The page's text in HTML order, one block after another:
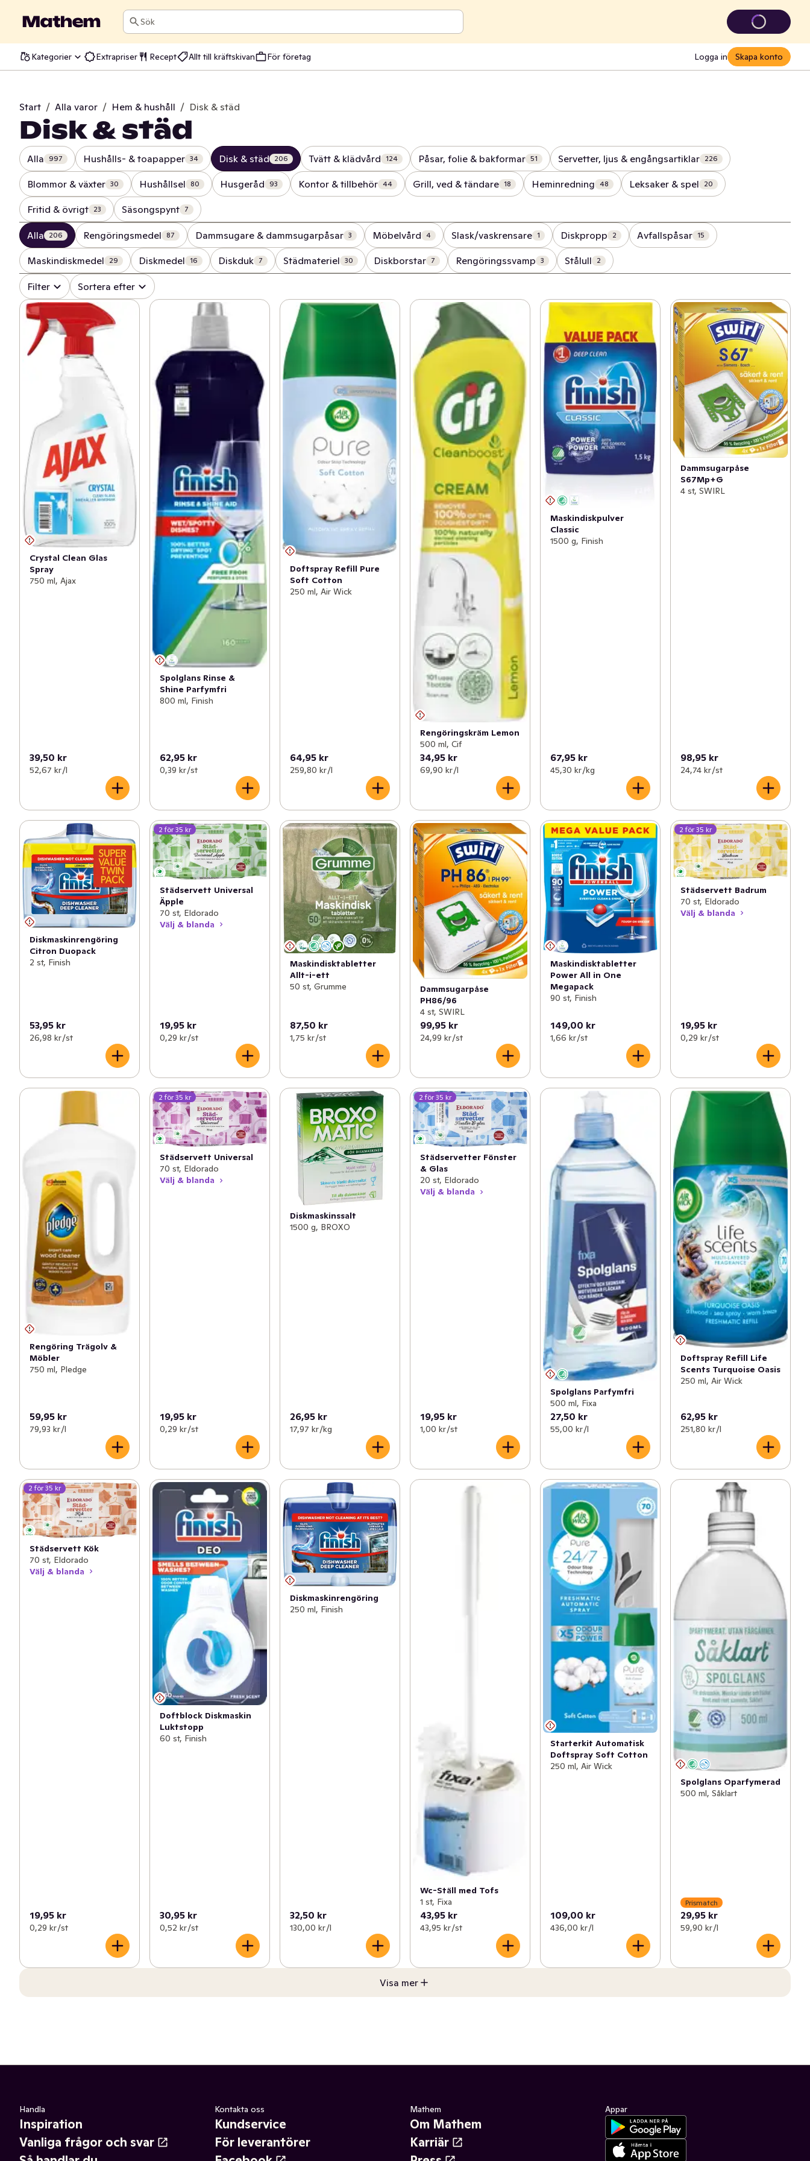
Sök
Kategorier Extrapriser Recept Allt till kräftskivan För företag Logga in Skapa konto
Start / Alla varor / Hem & hushåll / Disk & städ
Disk & städ
Alla 997 Hushålls- & toapapper 34 Disk & städ 206 Tvätt & klädvård 124 Påsar, folie & bakformar 51 Servetter, ljus & engångsartiklar 226
Blommor & växter 30 Hushållsel 80 Husgeråd 93 Kontor & tillbehör 44 Grill, ved & tändare 18 Heminredning 48 Leksaker & spel 20
Fritid & övrigt 23 Säsongspynt 7
Alla 206 Rengöringsmedel 87 Dammsugare & dammsugarpåsar 3 Möbelvård 4 Slask/vaskrensare 1 Diskpropp 2 Avfallspåsar 15
Maskindiskmedel 29 Diskmedel 16 Diskduk 7 Städmateriel 30 Diskborstar 7 Rengöringssvamp 3 Stålull 2
Filter Sortera efter
Crystal Clean Glas
Spray
750 ml, Ajax
39,50 kr
52,67 kr /l
Spolglans Rinse &
Shine Parfymfri
800 ml, Finish
62,95 kr
0,39 kr /st
Doftspray Refill Pure
Soft Cotton
250 ml, Air Wick
64,95 kr
259,80 kr /l
Rengöringskräm Lemon
500 ml, Cif
34,95 kr
69,90 kr /l
Maskindiskpulver
Classic
1500 g, Finish
67,95 kr
45,30 kr /kg
Dammsugarpåse
S67Mp+G
4 st, SWIRL
98,95 kr
24,74 kr /st
Diskmaskinrengöring
Citron Duopack
2 st, Finish
53,95 kr
26,98 kr /st
2 för 35 kr
Städservett Universal
Äpple
70 st, Eldorado
Välj & blanda
19,95 kr
0,29 kr /st
Maskindisktabletter
Allt-i-ett
50 st, Grumme
87,50 kr
1,75 kr /st
Dammsugarpåse
PH86/96
4 st, SWIRL
99,95 kr
24,99 kr /st
Maskindisktabletter
Power All in One
Megapack
90 st, Finish
149,00 kr
1,66 kr /st
2 för 35 kr
Städservett Badrum
70 st, Eldorado
Välj & blanda
19,95 kr
0,29 kr /st
Rengöring Trägolv &
Möbler
750 ml, Pledge
59,95 kr
79,93 kr /l
2 för 35 kr
Städservett Universal
70 st, Eldorado
Välj & blanda
19,95 kr
0,29 kr /st
Diskmaskinssalt
1500 g, BROXO
26,95 kr
17,97 kr /kg
2 för 35 kr
Städservetter Fönster
& Glas
20 st, Eldorado
Välj & blanda
19,95 kr
1,00 kr /st
Spolglans Parfymfri
500 ml, Fixa
27,50 kr
55,00 kr /l
Doftspray Refill Life
Scents Turquoise Oasis
250 ml, Air Wick
62,95 kr
251,80 kr /l
2 för 35 kr
Städservett Kök
70 st, Eldorado
Välj & blanda
19,95 kr
0,29 kr /st
Doftblock Diskmaskin
Luktstopp
60 st, Finish
30,95 kr
0,52 kr /st
Diskmaskinrengöring
250 ml, Finish
32,50 kr
130,00 kr /l
Wc-Ställ med Tofs
1 st, Fixa
43,95 kr
43,95 kr /st
Starterkit Automatisk
Doftspray Soft Cotton
250 ml, Air Wick
109,00 kr
436,00 kr /l
Spolglans Oparfymerad
500 ml, Såklart
Prismatch
29,95 kr
59,90 kr /l
Visa mer
Handla
Inspiration
Vanliga frågor och svar
Kontakta oss
Kundservice
För leverantörer
Mathem
Om Mathem
Karriär
Appar